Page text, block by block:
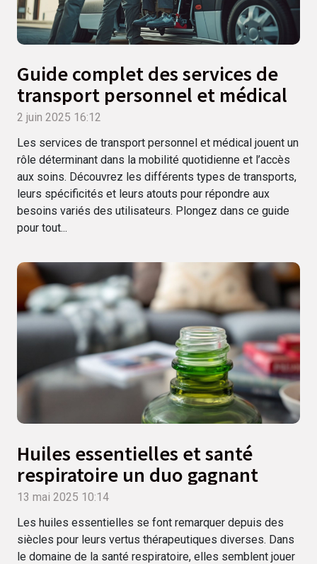
Guide complet des services de
transport personnel et médical
2 juin 2025 16:12
Les services de transport personnel et médical jouent un
rôle déterminant dans la mobilité quotidienne et l’accès
aux soins. Découvrez les différents types de transports,
leurs spécificités et leurs atouts pour répondre aux
besoins variés des utilisateurs. Plongez dans ce guide
pour tout...
Huiles essentielles et santé
respiratoire un duo gagnant
13 mai 2025 10:14
Les huiles essentielles se font remarquer depuis des
siècles pour leurs vertus thérapeutiques diverses. Dans
le domaine de la santé respiratoire, elles semblent jouer